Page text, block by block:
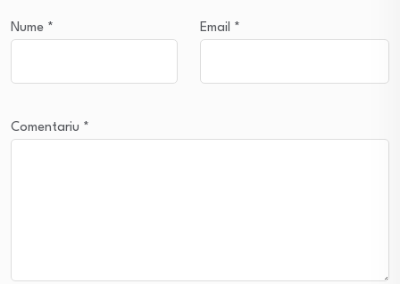
Nume * Email *
Comentariu *